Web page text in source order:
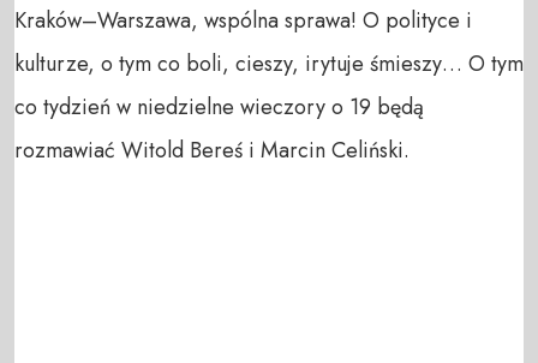
Kraków–Warszawa, wspólna sprawa! O polityce i
kulturze, o tym co boli, cieszy, irytuje śmieszy… O tym
co tydzień w niedzielne wieczory o 19 będą
rozmawiać Witold Bereś i Marcin Celiński.